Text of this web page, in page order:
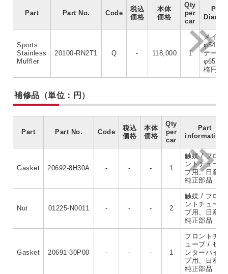
Part Part No. Code
税込
価格
本体
価格
Qty
per
car
Pipe
Sports
Stainless
Muffler
20100-RN2T1 Q - 118,000 1
メイン
φ54
テール
楕円
補修品（単位：円）
Part Part No. Code
税込
価格
本体
価格
Qty
per
car
Part
information
Gasket 20692-8H30A - - - 1
触媒 / フロ
ントチュー
ブ用、日産
純正部品
Nut 01225-N0011 - - - 2
触媒 / フロ
ントチュー
ブ用、日産
純正部品
Gasket 20691-30P00 - - - 1
フロントチ
ューブ / セ
ンターパイ
プ用、日産
純正部品